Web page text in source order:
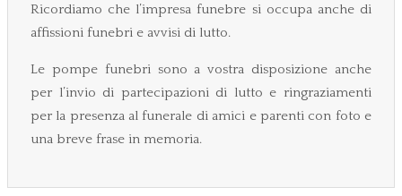
Ricordiamo che l’impresa funebre si occupa anche di
affissioni funebri e avvisi di lutto.
Le pompe funebri sono a vostra disposizione anche
per l’invio di partecipazioni di lutto e ringraziamenti
per la presenza al funerale di amici e parenti con foto e
una breve frase in memoria.